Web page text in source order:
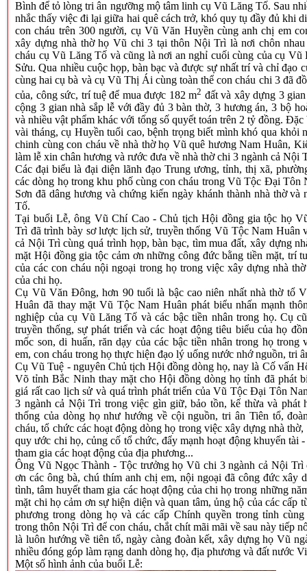
Bình để tỏ lòng tri ân ngưỡng mộ tâm linh cụ Vũ Lăng Tố. Sau
nhắc thấy việc đi lại giữa hai quê cách trở, khó quy tụ đầy đủ khi
con cháu trên 300 người, cụ Vũ Văn Huyền cùng anh chị em
xây dựng nhà thờ họ Vũ chi 3 tại thôn Nội Trì là nơi chôn nhau
cháu cụ Vũ Lăng Tố và cũng là nơi an nghỉ cuối cùng của cụ
Sửu. Qua nhiều cuộc họp, bàn bạc và được sự nhất trí và chỉ đạo
cùng hai cụ bà và cụ Vũ Thị Ái cùng toàn thể con cháu chi 3 đã
của, công sức, trí tuệ để mua được 182 m2 đất và xây dựng 3
cộng 3 gian nhà sắp lễ với đầy đủ 3 bàn thờ, 3 hương án, 3 bộ
và nhiều vật phẩm khác với tổng số quyết toán trên 2 tỷ đồng.
vài tháng, cụ Huyền tuổi cao, bệnh trọng biết mình khó qua khỏi
chinh cùng con cháu về nhà thờ họ Vũ quê hương Nam Huân,
làm lễ xin chân hương và rước đưa về nhà thờ chi 3 ngành cả Nội
Các đại biểu là đại diện lãnh đạo Trung ương, tỉnh, thị xã,
các dòng họ trong khu phố cùng con cháu trong Vũ Tộc Đại
Sơn đã dâng hương và chứng kiến ngày khánh thành nhà thờ
Tố.
Tại buổi Lễ, ông Vũ Chí Cao - Chủ tịch Hội đồng gia tộc họ
Trì đã trình bày sơ lược lịch sử, truyền thống Vũ Tộc Nam Huân
cả Nội Trì cùng quá trình họp, bàn bạc, tìm mua đất, xây dựng
mặt Hội đồng gia tộc cảm ơn những công đức bằng tiền mặt, trí
của các con cháu nội ngoại trong họ trong việc xây dựng nhà
của chi họ.
Cụ Vũ Văn Đông, hơn 90 tuổi là bậc cao niên nhất nhà thờ tổ
Huân đã thay mặt Vũ Tộc Nam Huân phát biểu nhấn mạnh
nghiệp của cụ Vũ Lăng Tố và các bậc tiền nhân trong họ. Cụ
truyền thống, sự phát triển và các hoạt động tiêu biểu của họ
mốc son, di huấn, răn dạy của các bậc tiền nhân trong họ trong
em, con cháu trong họ thực hiện đạo lý uống nước nhớ nguồn, tri
Cụ Vũ Tuệ - nguyên Chủ tịch Hội đồng dòng họ, nay là Cố vấn
Võ tỉnh Bắc Ninh thay mặt cho Hội đồng dòng họ tỉnh đã phát
giá rất cao lịch sử và quá trình phát triển của Vũ Tộc Đại Tôn
3 ngành cả Nội Trì trong việc gìn giữ, bảo tồn, kế thừa và phát
thống của dòng họ như hướng về cội nguồn, tri ân Tiên tổ,
cháu, tổ chức các hoạt động dòng họ trong việc xây dựng nhà
quy ước chi họ, củng cố tổ chức, đẩy mạnh hoạt động khuyến tài
tham gia các hoạt động của địa phương...
Ông Vũ Ngọc Thành - Tộc trưởng họ Vũ chi 3 ngành cả Nội Trì
ơn các ông bà, chú thím anh chị em, nội ngoại đã công đức xây
tình, tâm huyết tham gia các hoạt động của chi họ trong những
mặt chi họ cảm ơn sự hiện diện và quan tâm, ủng hộ của các cấp
phương trong dòng họ và các cấp Chính quyền trong tỉnh
trong thôn Nội Trì để con cháu, chắt chít mãi mãi về sau này tiếp
là luôn hướng về tiên tổ, ngày càng đoàn kết, xây dựng họ Vũ
nhiều đóng góp làm rạng danh dòng họ, địa phương và đất nước
Một số hình ảnh của buổi Lễ: